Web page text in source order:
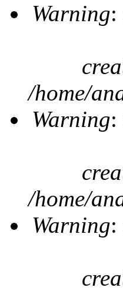
Warning:
/home/
Warning:
/home/
Warning: